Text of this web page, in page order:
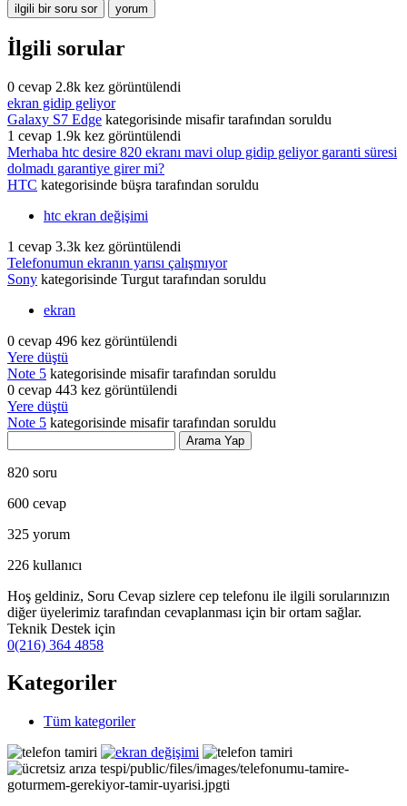
İlgili sorular
0 cevap 2.8k kez görüntülendi
ekran gidip geliyor
Galaxy S7 Edge kategorisinde misafir tarafından soruldu
1 cevap 1.9k kez görüntülendi
Merhaba htc desire 820 ekranı mavi olup gidip geliyor garanti süresi
dolmadı garantiye girer mi?
HTC kategorisinde büşra tarafından soruldu
htc ekran değişimi
1 cevap 3.3k kez görüntülendi
Telefonumun ekranın yarısı çalışmıyor
Sony kategorisinde Turgut tarafından soruldu
ekran
0 cevap 496 kez görüntülendi
Yere düştü
Note 5 kategorisinde misafir tarafından soruldu
0 cevap 443 kez görüntülendi
Yere düştü
Note 5 kategorisinde misafir tarafından soruldu
820 soru
600 cevap
325 yorum
226 kullanıcı
Hoş geldiniz, Soru Cevap sizlere cep telefonu ile ilgili sorularınızın
diğer üyelerimiz tarafından cevaplanması için bir ortam sağlar.
Teknik Destek için
0(216) 364 4858
Kategoriler
Tüm kategoriler